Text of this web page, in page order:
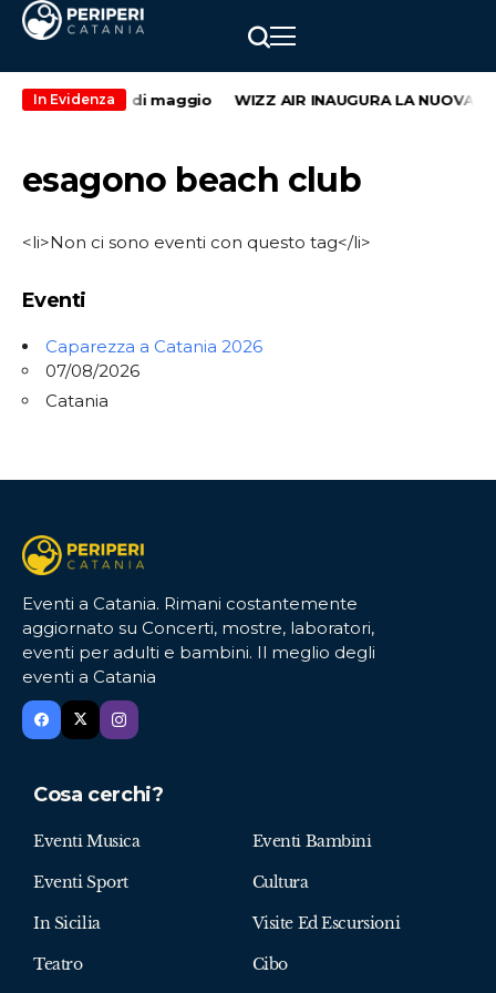
In Evidenza
weekend di maggio WIZZ AIR INAUGURA LA NUOVA
esagono beach club
<li>Non ci sono eventi con questo tag</li>
Eventi
Caparezza a Catania 2026
07/08/2026
Catania
Eventi a Catania. Rimani costantemente
aggiornato su Concerti, mostre, laboratori,
eventi per adulti e bambini. Il meglio degli
eventi a Catania
Cosa cerchi?
Eventi Musica Eventi Bambini
Eventi Sport Cultura
In Sicilia Visite Ed Escursioni
Teatro Cibo